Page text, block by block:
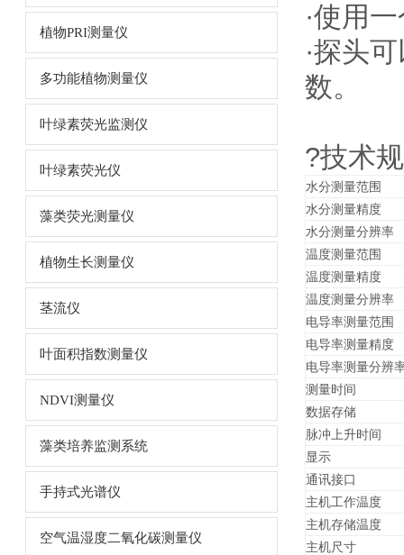
植物PRI测量仪
多功能植物测量仪
叶绿素荧光监测仪
叶绿素荧光仪
藻类荧光测量仪
植物生长测量仪
茎流仪
叶面积指数测量仪
NDVI测量仪
藻类培养监测系统
手持式光谱仪
空气温湿度二氧化碳测量仪
·使用一
·探头
数。
?技术规
水分测量范围
水分测量精度
水分测量分辨率
温度测量范围
温度测量精度
温度测量分辨率
电导率测量范围
电导率测量精度
电导率测量分辨
测量时间
数据存储
脉冲上升时间
显示
通讯接口
主机工作温度
主机存储温度
主机尺寸